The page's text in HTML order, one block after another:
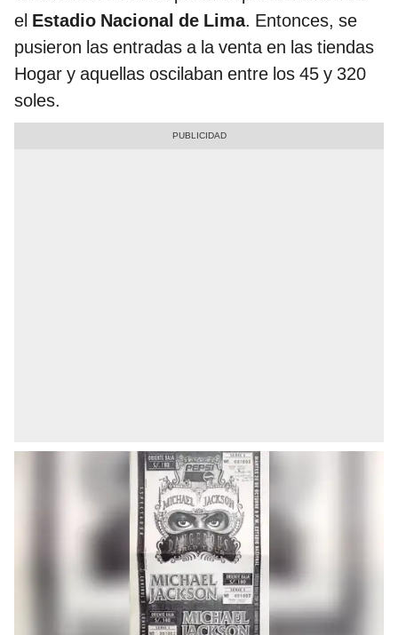
el Estadio Nacional de Lima. Entonces, se
pusieron las entradas a la venta en las tiendas
Hogar y aquellas oscilaban entre los 45 y 320
soles.